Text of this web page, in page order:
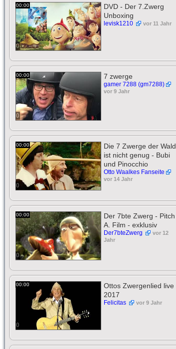
00:00
0
DVD - Der 7.Zwerg
Unboxing
levisk1210 vor 11 Jahr
00:00
0
7 zwerge
gamer 7288 (gm7288)
vor 9 Jahr
00:00
0
Die 7 Zwerge der Wald
ist nicht genug - Bubi
und Pinocchio
Otto Waalkes Fanseite
vor 14 Jahr
00:00
0
Der 7bte Zwerg - Pitch
A. Film - exklusiv
Der7bteZwerg
vor 12
Jahr
00:00
0
Ottos Zwergenlied live
2017
Felicitas vor 9 Jahr